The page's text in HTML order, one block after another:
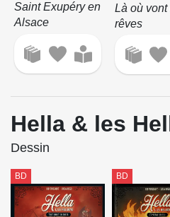
Saint Exupéry en
Alsace
Là où vont
rêves
Hella & les
Dessin
BD BD